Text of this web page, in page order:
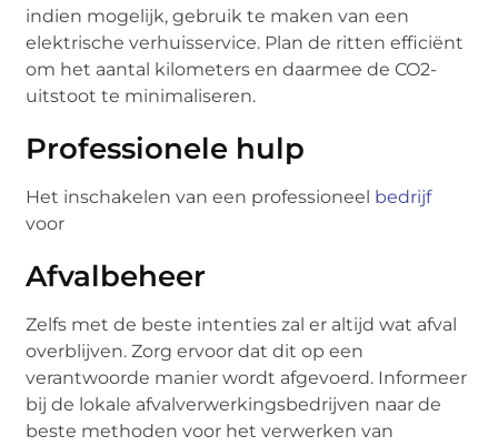
indien mogelijk, gebruik te maken van een
elektrische verhuisservice. Plan de ritten efficiënt
om het aantal kilometers en daarmee de CO2-
uitstoot te minimaliseren.
Professionele hulp
Het inschakelen van een professioneel bedrijf
voor
Afvalbeheer
Zelfs met de beste intenties zal er altijd wat afval
overblijven. Zorg ervoor dat dit op een
verantwoorde manier wordt afgevoerd. Informeer
bij de lokale afvalverwerkingsbedrijven naar de
beste methoden voor het verwerken van